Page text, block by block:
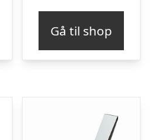
Gå til shop